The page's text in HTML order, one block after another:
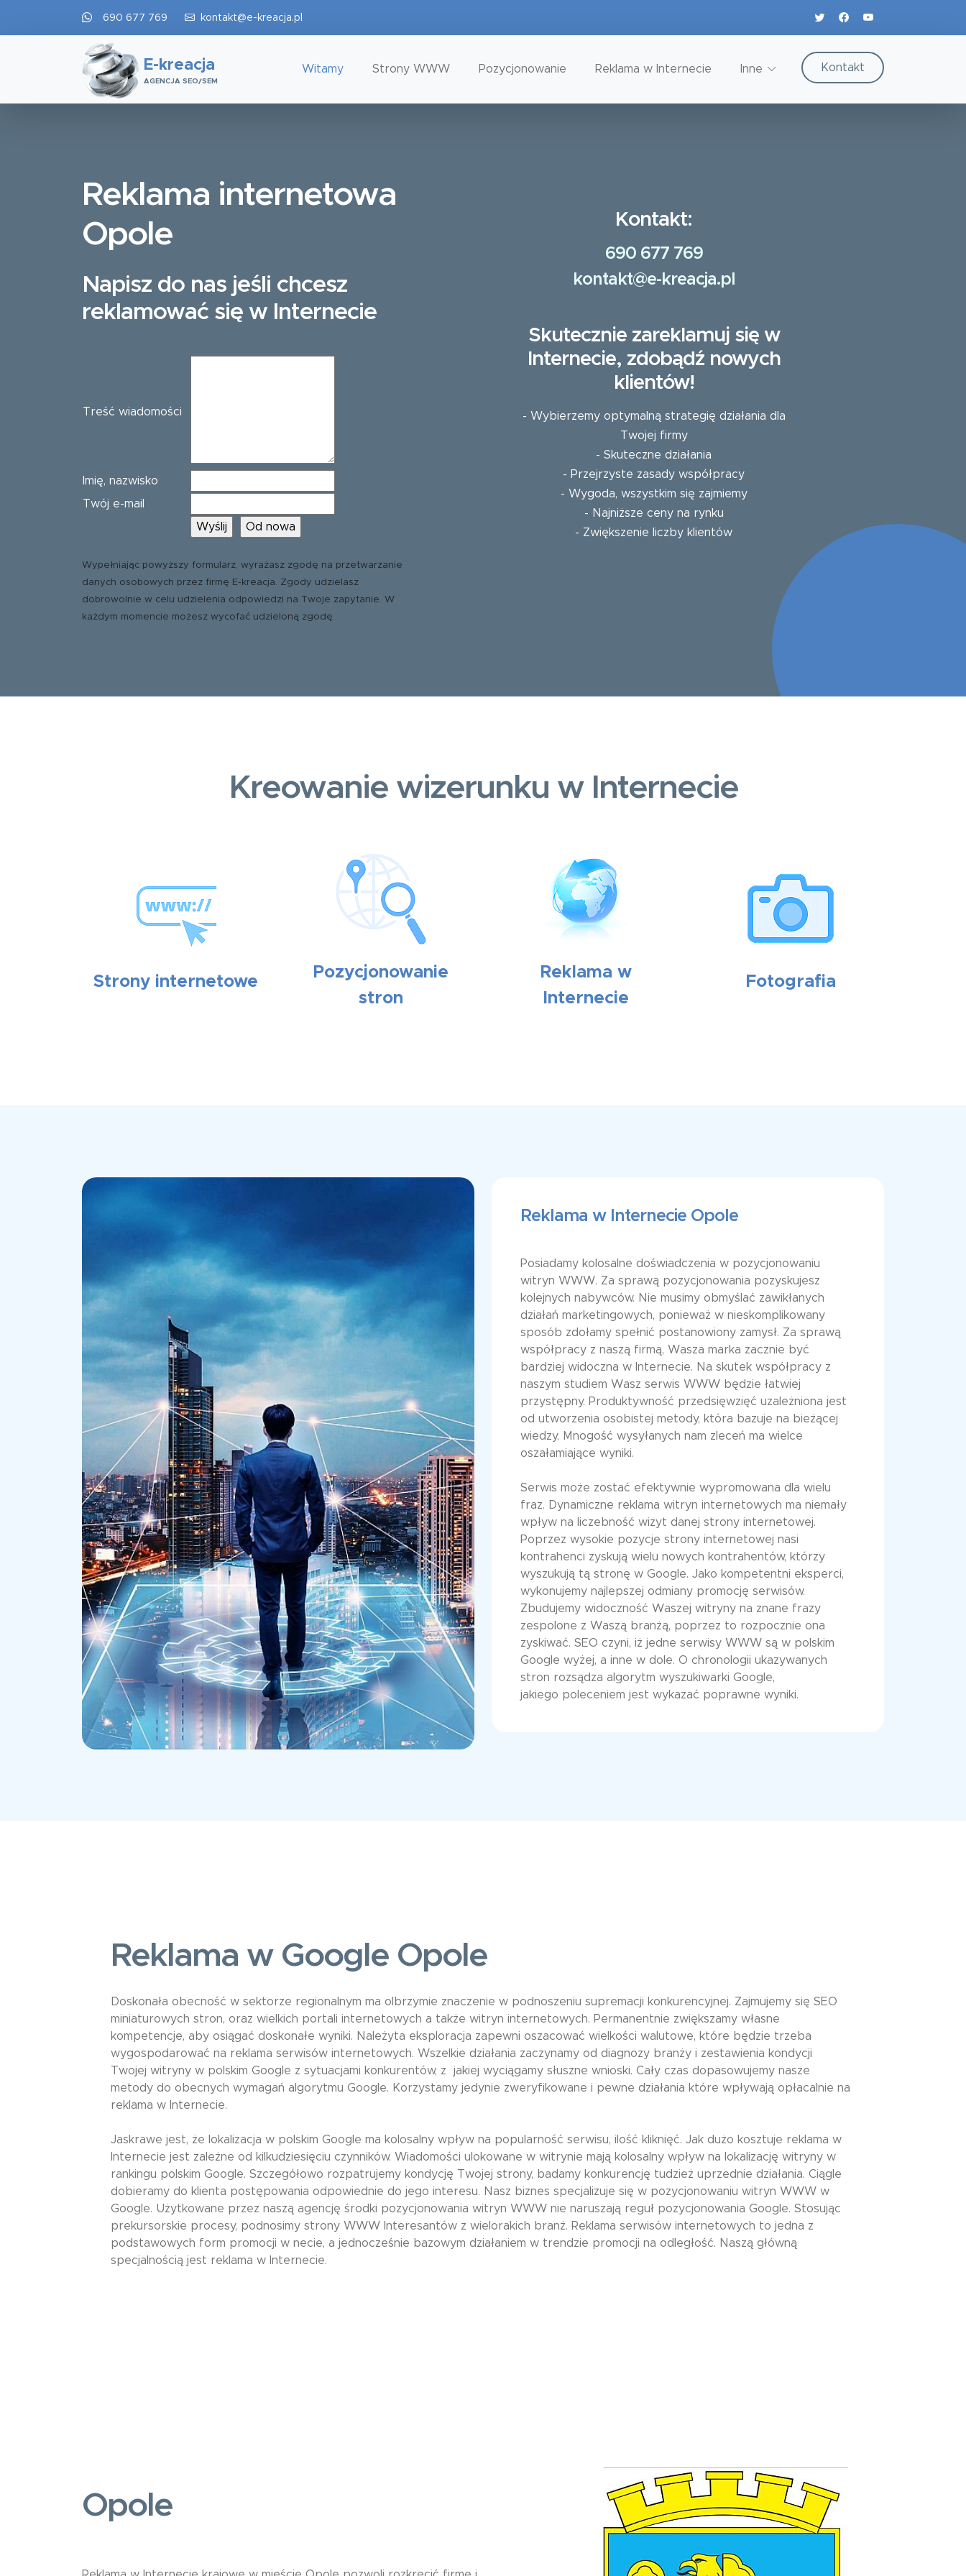
690 677 769 kontakt@e-kreacja.pl
E-kreacja
AGENCJA SEO/SEM
Witamy Strony WWW Pozycjonowanie Reklama w Internecie Inne Kontakt
Reklama internetowa
Opole
Napisz do nas jeśli chcesz
reklamować się w Internecie
Treść wiadomości
Imię, nazwisko
Twój e-mail
Wypełniając powyższy formularz, wyrażasz zgodę na przetwarzanie
danych osobowych przez firmę E-kreacja. Zgody udzielasz
dobrowolnie w celu udzielenia odpowiedzi na Twoje zapytanie. W
każdym momencie możesz wycofać udzieloną zgodę.
Kontakt:
690 677 769
kontakt@e-kreacja.pl
Skutecznie zareklamuj się w
Internecie, zdobądź nowych
klientów!
- Wybierzemy optymalną strategię działania dla
Twojej firmy
- Skuteczne działania
- Przejrzyste zasady współpracy
- Wygoda, wszystkim się zajmiemy
- Najniższe ceny na rynku
- Zwiększenie liczby klientów
Kreowanie wizerunku w Internecie
Strony internetowe
Pozycjonowanie
stron
Reklama w
Internecie
Fotografia
Reklama w Internecie Opole
Posiadamy kolosalne doświadczenia w pozycjonowaniu
witryn WWW. Za sprawą pozycjonowania pozyskujesz
kolejnych nabywców. Nie musimy obmyślać zawikłanych
działań marketingowych, ponieważ w nieskomplikowany
sposób zdołamy spełnić postanowiony zamysł. Za sprawą
współpracy z naszą firmą, Wasza marka zacznie być
bardziej widoczna w Internecie. Na skutek współpracy z
naszym studiem Wasz serwis WWW będzie łatwiej
przystępny. Produktywność przedsięwzięć uzależniona jest
od utworzenia osobistej metody, która bazuje na bieżącej
wiedzy. Mnogość wysyłanych nam zleceń ma wielce
oszałamiające wyniki.
Serwis może zostać efektywnie wypromowana dla wielu
fraz. Dynamiczne reklama witryn internetowych ma niemały
wpływ na liczebność wizyt danej strony internetowej.
Poprzez wysokie pozycje strony internetowej nasi
kontrahenci zyskują wielu nowych kontrahentów, którzy
wyszukują tą stronę w Google. Jako kompetentni eksperci,
wykonujemy najlepszej odmiany promocję serwisów.
Zbudujemy widoczność Waszej witryny na znane frazy
zespolone z Waszą branżą, poprzez to rozpocznie ona
zyskiwać. SEO czyni, iż jedne serwisy WWW są w polskim
Google wyżej, a inne w dole. O chronologii ukazywanych
stron rozsądza algorytm wyszukiwarki Google,
jakiego poleceniem jest wykazać poprawne wyniki.
Reklama w Google Opole
Doskonała obecność w sektorze regionalnym ma olbrzymie znaczenie w podnoszeniu supremacji konkurencyjnej. Zajmujemy się SEO
miniaturowych stron, oraz wielkich portali internetowych a także witryn internetowych. Permanentnie zwiększamy własne
kompetencje, aby osiągać doskonałe wyniki. Należyta eksploracja zapewni oszacować wielkości walutowe, które będzie trzeba
wygospodarować na reklama serwisów internetowych. Wszelkie działania zaczynamy od diagnozy branży i zestawienia kondycji
Twojej witryny w polskim Google z sytuacjami konkurentów, z jakiej wyciągamy słuszne wnioski. Cały czas dopasowujemy nasze
metody do obecnych wymagań algorytmu Google. Korzystamy jedynie zweryfikowane i pewne działania które wpływają opłacalnie na
reklama w Internecie.
Jaskrawe jest, że lokalizacja w polskim Google ma kolosalny wpływ na popularność serwisu, ilość kliknięć. Jak dużo kosztuje reklama w
Internecie jest zależne od kilkudziesięciu czynników. Wiadomości ulokowane w witrynie mają kolosalny wpływ na lokalizację witryny w
rankingu polskim Google. Szczegółowo rozpatrujemy kondycję Twojej strony, badamy konkurencję tudzież uprzednie działania. Ciągle
dobieramy do klienta postępowania odpowiednie do jego interesu. Nasz biznes specjalizuje się w pozycjonowaniu witryn WWW w
Google. Użytkowane przez naszą agencję środki pozycjonowania witryn WWW nie naruszają reguł pozycjonowania Google. Stosując
prekursorskie procesy, podnosimy strony WWW Interesantów z wielorakich branż. Reklama serwisów internetowych to jedna z
podstawowych form promocji w necie, a jednocześnie bazowym działaniem w trendzie promocji na odległość. Naszą główną
specjalnością jest reklama w Internecie.
Opole